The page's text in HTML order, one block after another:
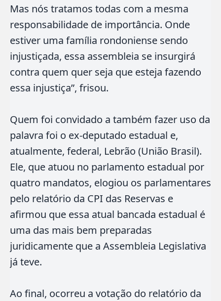
Mas nós tratamos todas com a mesma
responsabilidade de importância. Onde
estiver uma família rondoniense sendo
injustiçada, essa assembleia se insurgirá
contra quem quer seja que esteja fazendo
essa injustiça”, frisou.
Quem foi convidado a também fazer uso da
palavra foi o ex-deputado estadual e,
atualmente, federal, Lebrão (União Brasil).
Ele, que atuou no parlamento estadual por
quatro mandatos, elogiou os parlamentares
pelo relatório da CPI das Reservas e
afirmou que essa atual bancada estadual é
uma das mais bem preparadas
juridicamente que a Assembleia Legislativa
já teve.
Ao final, ocorreu a votação do relatório da